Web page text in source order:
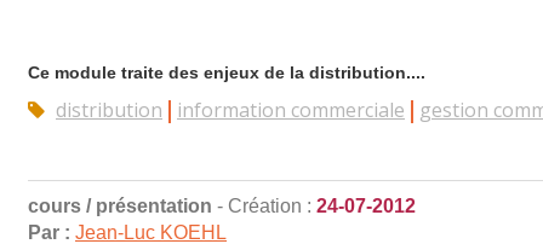
Ce module traite des enjeux de la distribution....
distribution information commerciale gestion
cours / présentation - Création : 24-07-2012
Par : Jean-Luc KOEHL